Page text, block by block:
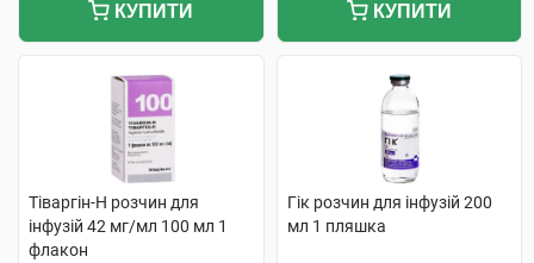
КУПИТИ КУПИТИ
Тіваргін-Н розчин для
інфузій 42 мг/мл 100 мл 1
флакон
Гік розчин для інфузій 200
мл 1 пляшка